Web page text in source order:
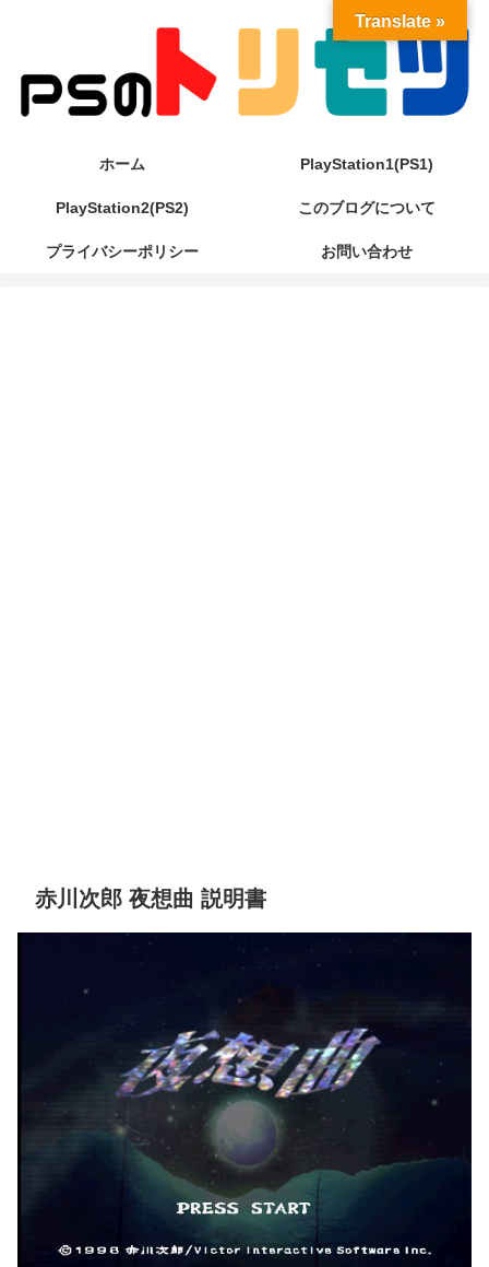
ホーム PlayStation1(PS1)
PlayStation2(PS2) このブログについて
プライバシーポリシー お問い合わせ
赤川次郎 夜想曲 説明書
Translate »